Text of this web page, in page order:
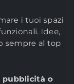
i tuoi spazi
Idee,
sempre al top
pubblicità o